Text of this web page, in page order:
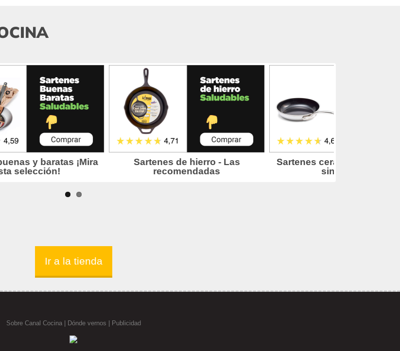
Ir a la tienda
Sobre Canal Cocina| Dónde vernos | Publicidad